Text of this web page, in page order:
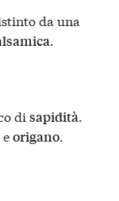
da una
.
disapidità.
eorigano.